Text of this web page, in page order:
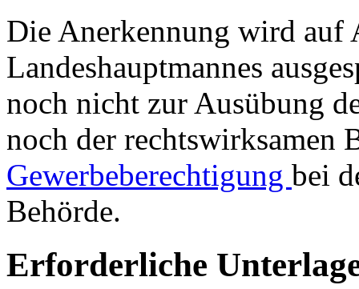
Die Anerkennung wird auf
Landeshauptmannes
noch nicht zur Ausübung
noch der rechtswirksamen
Gewerbeberechtigung bei
Behörde.
Erforderliche